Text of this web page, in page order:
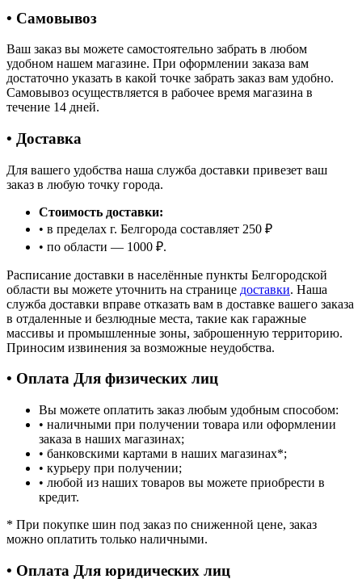
• Самовывоз
Ваш заказ вы можете самостоятельно забрать в любом
удобном нашем магазине. При оформлении заказа вам
достаточно указать в какой точке забрать заказ вам удобно.
Самовывоз осуществляется в рабочее время магазина в
течение 14 дней.
• Доставка
Для вашего удобства наша служба доставки привезет ваш
заказ в любую точку города.
Стоимость доставки:
• в пределах г. Белгорода составляет 250 ₽
• по области — 1000 ₽.
Расписание доставки в населённые пункты Белгородской
области вы можете уточнить на странице доставки. Наша
служба доставки вправе отказать вам в доставке вашего заказа
в отдаленные и безлюдные места, такие как гаражные
массивы и промышленные зоны, заброшенную территорию.
Приносим извинения за возможные неудобства.
• Оплата Для физических лиц
Вы можете оплатить заказ любым удобным способом:
• наличными при получении товара или оформлении
заказа в наших магазинах;
• банковскими картами в наших магазинах*;
• курьеру при получении;
• любой из наших товаров вы можете приобрести в
кредит.
* При покупке шин под заказ по сниженной цене, заказ
можно оплатить только наличными.
• Оплата Для юридических лиц